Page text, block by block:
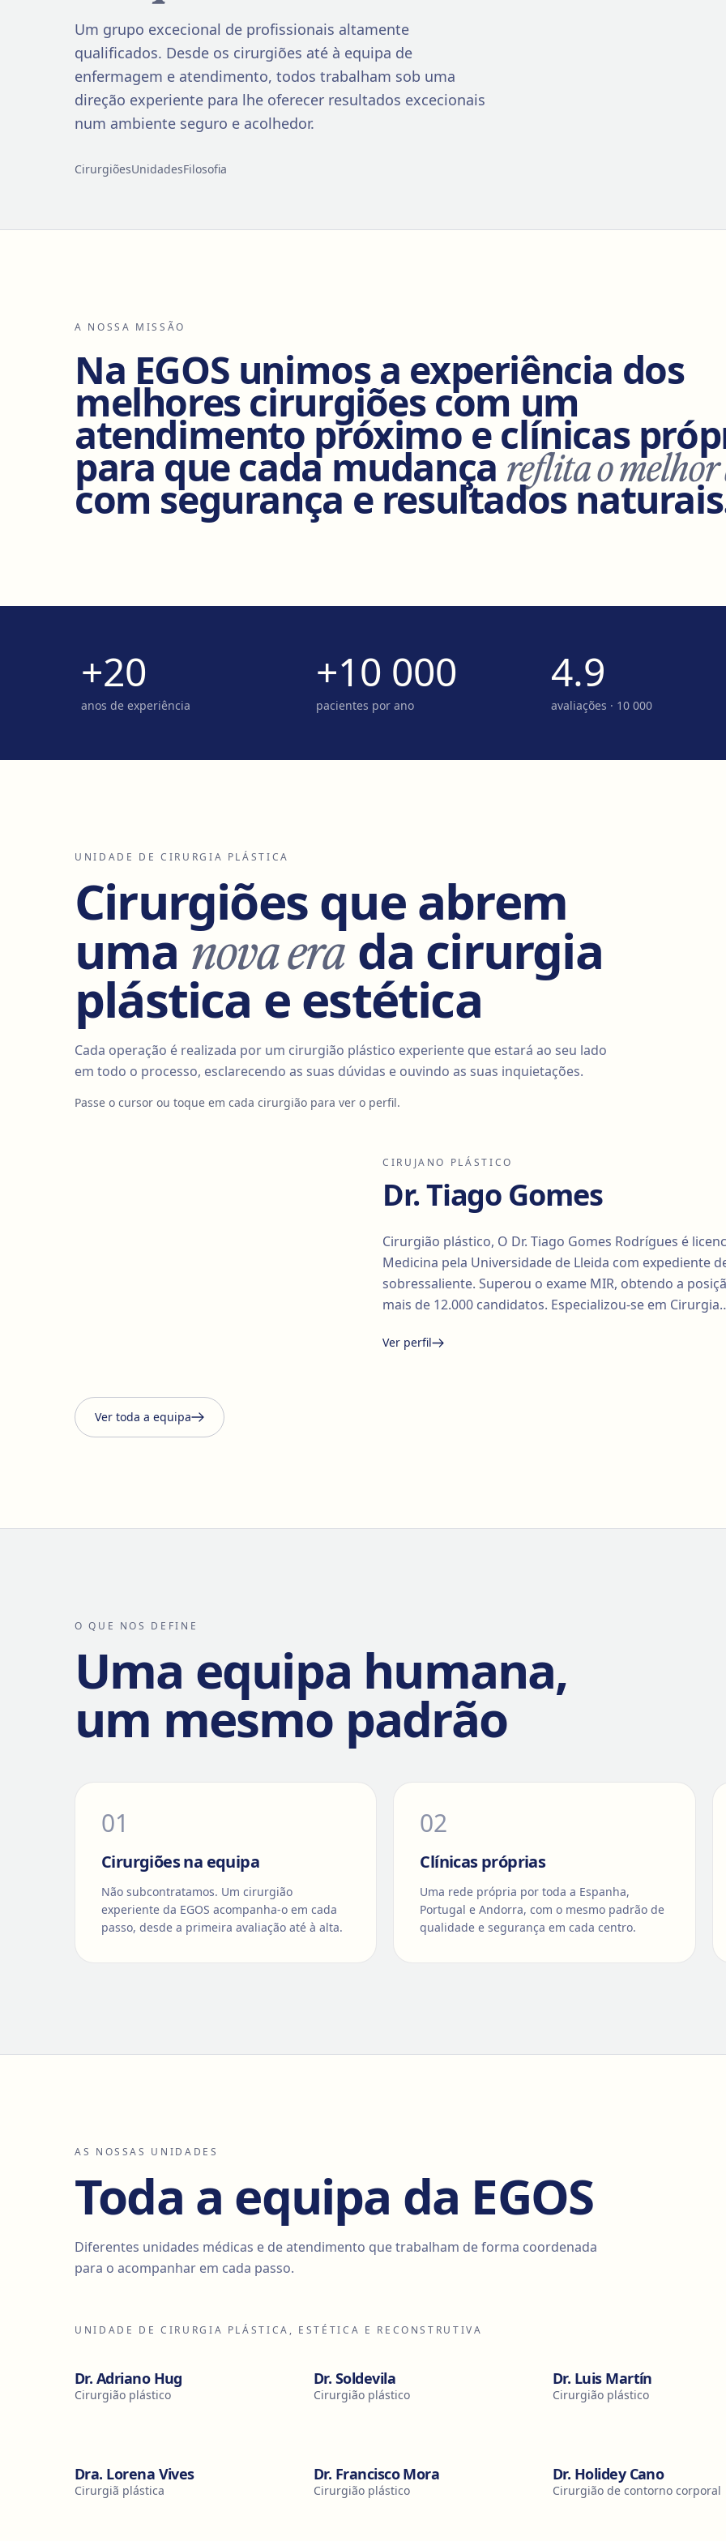
Um grupo excecional de profissionais altamente
qualificados. Desde os cirurgiões até à equipa de
enfermagem e atendimento, todos trabalham sob uma
direção experiente para lhe oferecer resultados excecionais
num ambiente seguro e acolhedor.
CirurgiõesUnidadesFilosofia
A NOSSA MISSÃO
Na EGOS unimos a experiência dos
melhores cirurgiões com um
atendimento próximo e clínicas
para que cada mudança reflita o melhor
com segurança e resultados
+20
anos de experiência
+10 000
pacientes por ano
4.9
avaliações · 10 000
UNIDADE DE CIRURGIA PLÁSTICA
Cirurgiões que abrem
uma nova era da cirurgia
plástica e estética
Cada operação é realizada por um cirurgião plástico experiente que estará ao seu lado
em todo o processo, esclarecendo as suas dúvidas e ouvindo as suas inquietações.
Passe o cursor ou toque em cada cirurgião para ver o perfil.
CIRUJANO PLÁSTICO
Dr. Tiago Gomes
Cirurgião plástico, O Dr. Tiago Gomes Rodrígues é
Medicina pela Universidade de Lleida com expediente
sobressaliente. Superou o exame MIR, obtendo a
mais de 12.000 candidatos. Especializou-se em
Ver perfil
Ver toda a equipa
O QUE NOS DEFINE
Uma equipa humana,
um mesmo padrão
01
Cirurgiões na equipa
Não subcontratamos. Um cirurgião
experiente da EGOS acompanha-o em cada
passo, desde a primeira avaliação até à alta.
02
Clínicas próprias
Uma rede própria por toda a Espanha,
Portugal e Andorra, com o mesmo padrão de
qualidade e segurança em cada centro.
AS NOSSAS UNIDADES
Toda a equipa da EGOS
Diferentes unidades médicas e de atendimento que trabalham de forma coordenada
para o acompanhar em cada passo.
UNIDADE DE CIRURGIA PLÁSTICA, ESTÉTICA E RECONSTRUTIVA
Dr. Adriano Hug
Cirurgião plástico
Dr. Soldevila
Cirurgião plástico
Dr. Luis Martín
Cirurgião plástico
Dra. Lorena Vives
Cirurgiã plástica
Dr. Francisco Mora
Cirurgião plástico
Dr. Holidey Cano
Cirurgião de contorno corporal